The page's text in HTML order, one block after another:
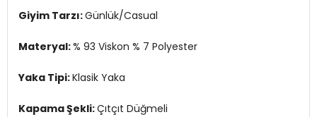
Boy: Standart
Burma
Giyim Tarzı:Günlük/Casual
Materyal:% 93 Viskon % 7 Polyester
Yaka Tipi:Klasik Yaka
Kapama Şekli:Çıtçıt Düğmeli